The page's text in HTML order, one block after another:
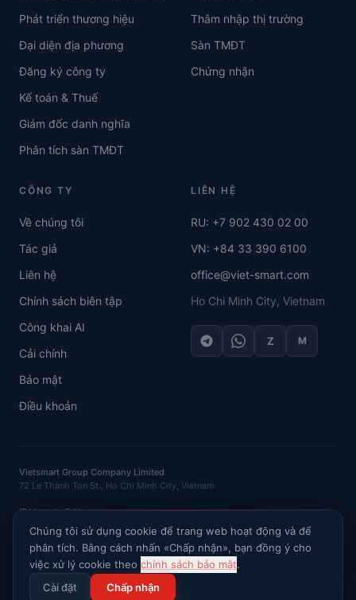
Phát triển thương hiệu
Đại diện địa phương
Đăng ký công ty
Kế toán & Thuế
Giám đốc danh nghĩa
Phân tích sàn TMĐT
Thâm nhập thị trường
Sàn TMĐT
Chứng nhận
CÔNG TY
Về chúng tôi
Tác giả
Liên hệ
Chính sách biên tập
Công khai AI
Cải chính
Bảo mật
Điều khoản
LIÊN HỆ
RU: +7 902 430 02 00
VN: +84 33 390 6100
office@viet-smart.com
Ho Chi Minh City, Vietnam
Z M
Vietsmart Group Company Limited
72 Le Thanh Ton St., Ho Chi Minh City, Vietnam
IE Vasenin D.N.
OGRNIP
: 320121500016132 · INN : 120702520581
© VietSmart.
Chính sách bảo mật
Hỏi AI về thị trường Việt Nam
Chúng tôi sử dụng cookie để trang web hoạt động và để
phân tích. Bằng cách nhấn «Chấp nhận», bạn đồng ý cho
việc xử lý cookie theo chính sách bảo mật.
Cài đặt
Chấp nhận